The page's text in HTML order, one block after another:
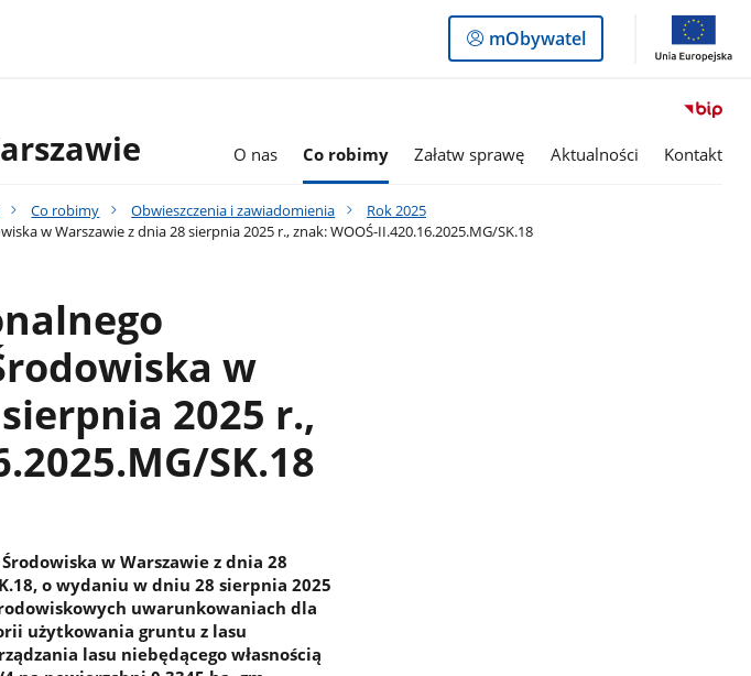
Logowanie
do
mObywatel
O nas Co robimy Załatw sprawę Aktualności Kontakt
Co robimy Obwieszczenia i zawiadomienia
Rok 2025
w Warszawie z dnia 28 sierpnia 2025 r., znak: WOOŚ-II.420.16.2025.MG/SK.18
w
2025 r.,
SK.18
w Warszawie z dnia 28
o wydaniu w dniu 28 sierpnia 2025
uwarunkowaniach dla
użytkowania gruntu z lasu
lasu niebędącego własnością